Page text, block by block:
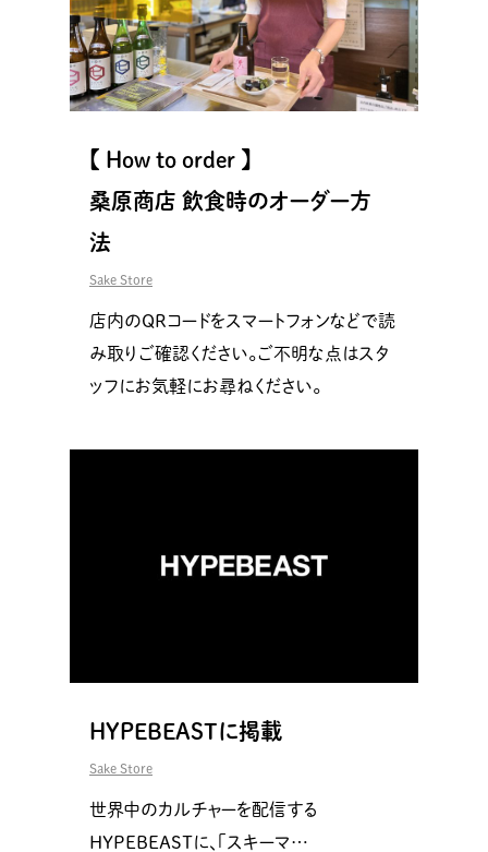
【 How to order 】
桑原商店 飲食時のオーダー方
法
Sake Store
店内のQRコードをスマートフォンなどで読
み取りご確認ください。ご不明な点はスタ
ッフにお気軽にお尋ねください。
HYPEBEASTに掲載
Sake Store
世界中のカルチャーを配信する
HYPEBEASTに、「スキーマ…